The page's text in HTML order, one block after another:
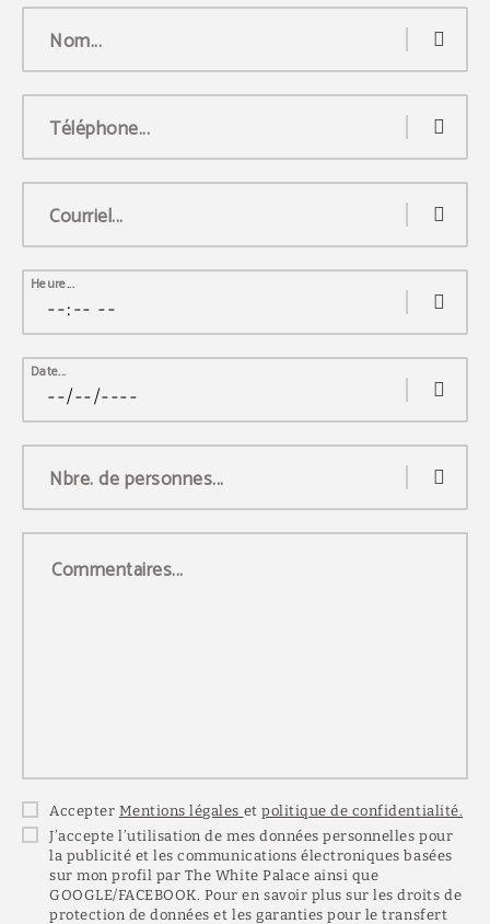
Nom...
Téléphone...
Courriel...
Heure...
Date...
Nbre. de personnes...
Commentaires...
Accepter Mentions légales etpolitique de confidentialité.
J’accepte l’utilisation de mes données personnelles pour
la publicité et les communications électroniques basées
sur mon profil par The White Palace ainsi que
GOOGLE/FACEBOOK. Pour en savoir plus sur les droits de
protection de données et les garanties pour le transfert